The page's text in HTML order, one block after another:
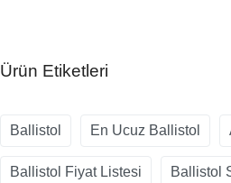
Ürün Etiketleri
Ballistol En Ucuz Ballistol
Ballistol Fiyat Listesi Ballistol